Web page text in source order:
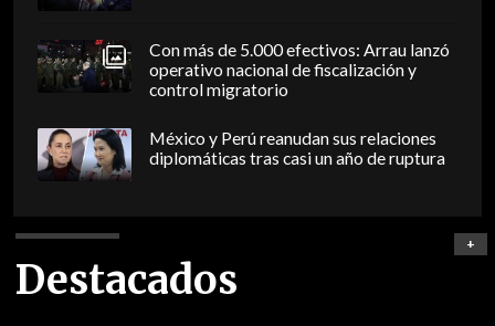
Con más de 5.000 efectivos: Arrau lanzó
operativo nacional de fiscalización y
control migratorio
México y Perú reanudan sus relaciones
diplomáticas tras casi un año de ruptura
Destacados
+